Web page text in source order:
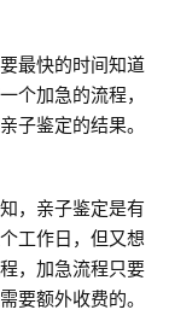
最快的时间知道
个加急的流程，
子鉴定的结果。
，亲子鉴定是有
工作日，但又想
，加急流程只要
要额外收费的。